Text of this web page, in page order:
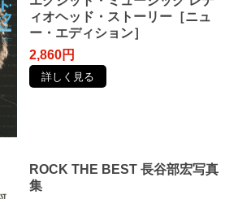
ィオヘッド・ストーリー［ニュ
ー・エディション］
2,860円
詳しく見る
ROCK THE BEST 長谷部宏写真
集